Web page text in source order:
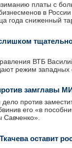
платы с
в
года сниженный
ВТБ
режим западных
замглавы
дело против
его «в
оставит